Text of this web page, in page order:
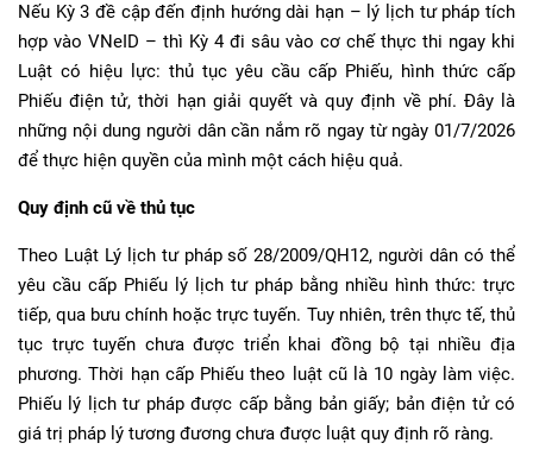
Nếu Kỳ 3 đề cập đến định hướng dài hạn – lý lịch tư pháp tích
hợp vào VNeID – thì Kỳ 4 đi sâu vào cơ chế thực thi ngay khi
Luật có hiệu lực: thủ tục yêu cầu cấp Phiếu, hình thức cấp
Phiếu điện tử, thời hạn giải quyết và quy định về phí. Đây là
những nội dung người dân cần nắm rõ ngay từ ngày 01/7/2026
để thực hiện quyền của mình một cách hiệu quả.
Quy định cũ về thủ tục
Theo Luật Lý lịch tư pháp số 28/2009/QH12, người dân có thể
yêu cầu cấp Phiếu lý lịch tư pháp bằng nhiều hình thức: trực
tiếp, qua bưu chính hoặc trực tuyến. Tuy nhiên, trên thực tế, thủ
tục trực tuyến chưa được triển khai đồng bộ tại nhiều địa
phương. Thời hạn cấp Phiếu theo luật cũ là 10 ngày làm việc.
Phiếu lý lịch tư pháp được cấp bằng bản giấy; bản điện tử có
giá trị pháp lý tương đương chưa được luật quy định rõ ràng.